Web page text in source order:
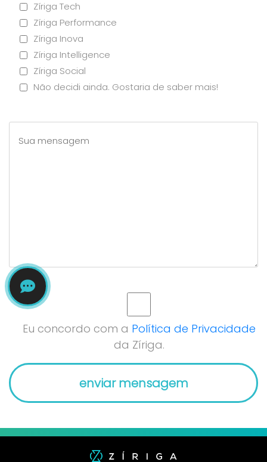
Zíriga Tech
Zíriga Performance
Zíriga Inova
Zíriga Intelligence
Zíriga Social
Não decidi ainda. Gostaria de saber mais!
Eu concordo com a Política de Privacidade
da Zíriga.